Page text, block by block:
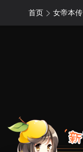
首页 女帝本传